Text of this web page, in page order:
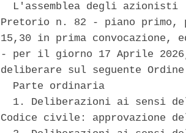
L'assemblea degli azionisti
Pretorio n. 82 - piano
15,30 in prima convocazione,
- per il giorno 17 Aprile
deliberare sul seguente
  Parte ordinaria
1. Deliberazioni ai sensi
Codice civile: approvazione